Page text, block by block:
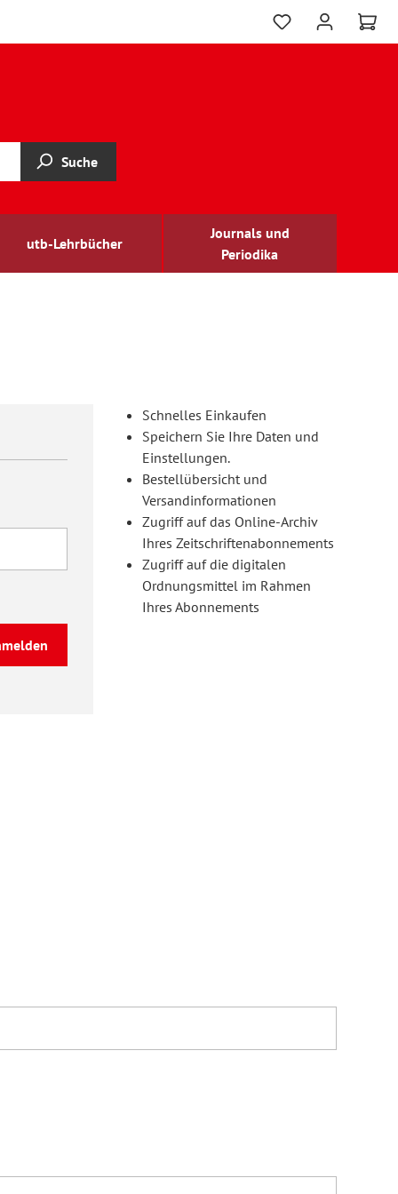
Suche
utb-Lehrbücher
Journals und
Periodika
Schnelles Einkaufen
Speichern Sie Ihre Daten und
Einstellungen.
Bestellübersicht und
Versandinformationen
Zugriff auf das Online-Archiv
Ihres Zeitschriftenabonnements
Zugriff auf die digitalen
Ordnungsmittel im Rahmen
Ihres Abonnements